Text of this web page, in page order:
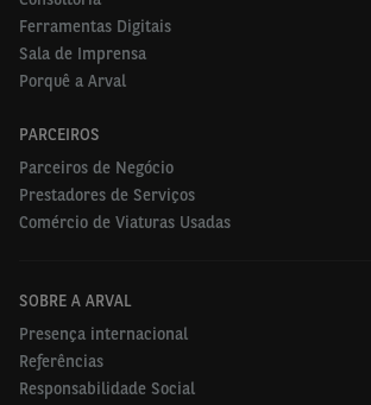
Ferramentas Digitais
Sala de Imprensa
Porquê a Arval
PARCEIROS
Parceiros de Negócio
Prestadores de Serviços
Comércio de Viaturas Usadas
SOBRE A ARVAL
Presença internacional
Referências
Responsabilidade Social